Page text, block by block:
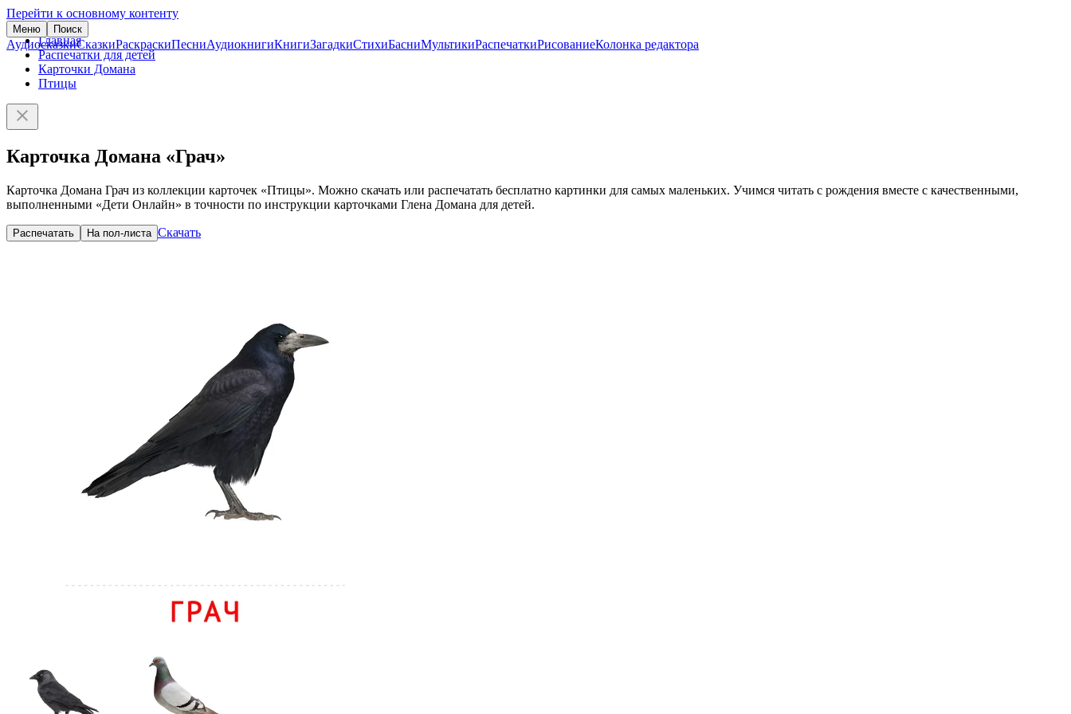
Перейти к основному контенту
Меню Поиск
АудиосказкиСказкиРаскраскиПесниАудиокнигиКнигиЗагадкиСтихиБасниМультикиРаспечаткиРисованиеКолонка редактора
Главная
Распечатки для детей
Карточки Домана
Птицы
Карточка Домана «Грач»
Карточка Домана Грач из коллекции карточек «Птицы». Можно скачать или распечатать бесплатно картинки для самых маленьких. Учимся читать с рождения вместе с качественными,
выполненными «Дети Онлайн» в точности по инструкции карточками Глена Домана для детей.
Распечатать На пол-листа Скачать